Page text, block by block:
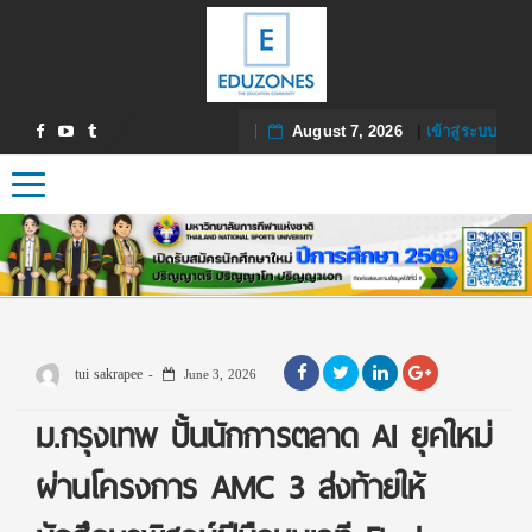
August 7, 2026| เข้าสู่ระบบ
Toggle navigation
tui sakrapee June 3, 2026
ม.กรุงเทพ ปั้นนักการตลาด AI ยุคใหม่
ผ่านโครงการ AMC 3 ส่งท้ายให้